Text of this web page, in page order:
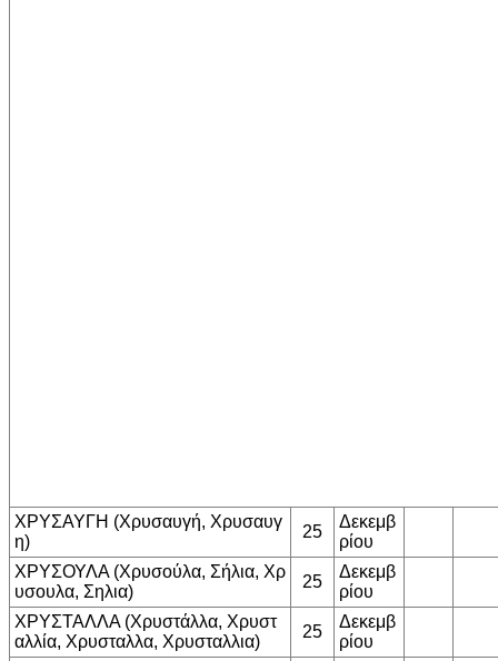
ΧΡΥΣΑΥΓΗ (Χρυσαυγή, Χρυσαυγ
η)
25
Δεκεμβ
ρίου
ΧΡΥΣΟΥΛΑ (Χρυσούλα, Σήλια, Χρ
υσουλα, Σηλια)
25
Δεκεμβ
ρίου
ΧΡΥΣΤΑΛΛΑ (Χρυστάλλα, Χρυστ
αλλία, Χρυσταλλα, Χρυσταλλια)
25
Δεκεμβ
ρίου